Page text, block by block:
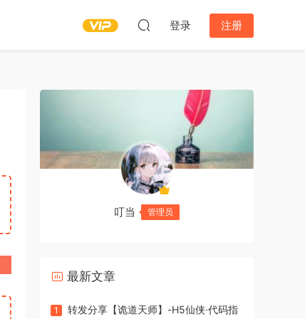
登录 注册
叮当 管理员
最新文章
1 转发分享【诡道天师】-H5仙侠·代码指